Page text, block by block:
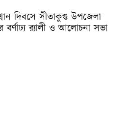
দিবসে সীতাকুণ্ড উপজেলা
বর্ণাঢ্য র‍্যালী ও আলোচনা সভা